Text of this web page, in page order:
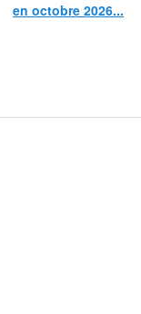
en octobre 2026...